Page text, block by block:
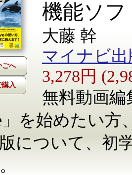
購入
機能ソフ
大藤 幹
マイナビ出
3,278円
無料動画編
」を始めたい方
について、初